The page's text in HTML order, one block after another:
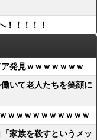
！！！！！
発見ｗｗｗｗｗｗｗ
いて老人たちを笑顔に
ｗｗｗｗｗｗｗｗｗｗ
家族を殺すというメッ